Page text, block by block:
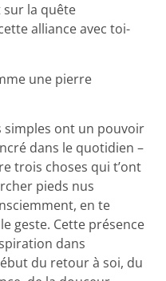
sur la quête
alliance avec toi-
une pierre
simples ont un pouvoir
dans le quotidien –
trois choses qui t’ont
pieds nus
en te
geste. Cette présence
dans
du retour à soi, du